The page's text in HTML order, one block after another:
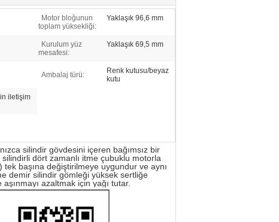
Motor bloğunun
toplam yüksekliği:
Yaklaşık 96,6 mm
Kurulum yüz
mesafesi:
Yaklaşık 69,5 mm
Ambalaj türü:
Renk kutusu/beyaz
kutu
iletişim
silindir gövdesini içeren bağımsız bir
dört zamanlı itme çubuklu motorla
tek başına değiştirilmeye uygundur ve aynı
demir silindir gömleği yüksek sertliğe
azaltmak için yağı tutar.